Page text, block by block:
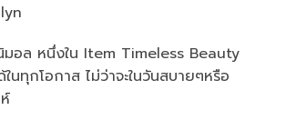
มอล หนึ่งใน Item Timeless Beauty
ในทุกโอกาส ไม่ว่าจะในวันสบายๆหรือ